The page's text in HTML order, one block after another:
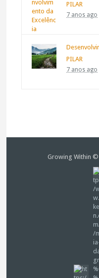
PILAR
7 anos ago
PILAR
7 anos ago
Growing Within ©